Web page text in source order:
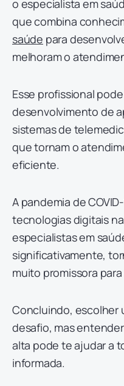
o especialista em
que combina
saúde para
melhoram o
Esse profissional
desenvolvimento de
sistemas de
que tornam o
eficiente.
A pandemia de
tecnologias digitais
especialistas em
significativamente,
muito promissora
Concluindo, escolher
desafio, mas
alta pode te ajudar a
informada.